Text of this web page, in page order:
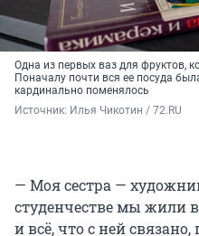
Одна из первых ваз для фруктов,
Поначалу почти вся ее посуда
кардинально поменялось
Источник: Илья Чикотин / 72.RU
— Моя сестра —
студенчестве мы жили
и всё, что с ней